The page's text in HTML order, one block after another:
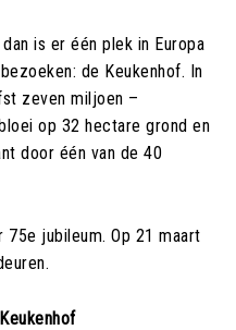
is er één plek in Europa
de Keukenhof. In
zeven miljoen –
op 32 hectare grond en
door één van de 40
75e jubileum. Op 21 maart